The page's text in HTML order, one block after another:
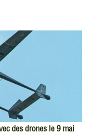
des drones le 9 mai